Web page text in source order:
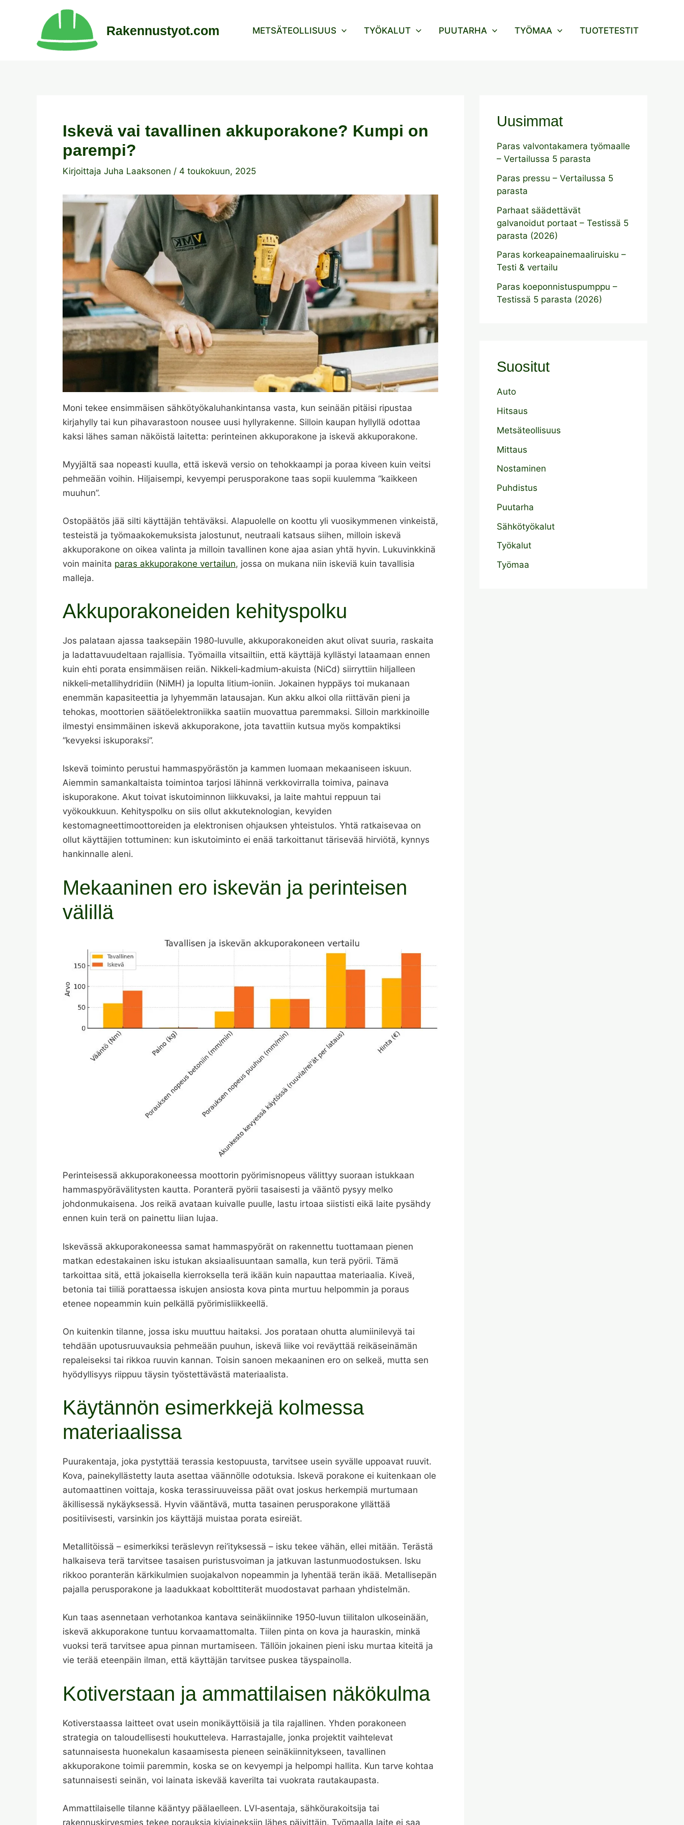
Rakennustyot.com METSÄTEOLLISUUS TYÖKALUT PUUTARHA TYÖMAA TUOTETESTIT
Iskevä vai tavallinen akkuporakone? Kumpi on
parempi?
Kirjoittaja Juha Laaksonen / 4 toukokuun, 2025
Moni tekee ensimmäisen sähkötyökaluhankintansa vasta, kun seinään pitäisi ripustaa
kirjahylly tai kun pihavarastoon nousee uusi hyllyrakenne. Silloin kaupan hyllyllä odottaa
kaksi lähes saman näköistä laitetta: perinteinen akkuporakone ja iskevä akkuporakone.
Myyjältä saa nopeasti kuulla, että iskevä versio on tehokkaampi ja poraa kiveen kuin veitsi
pehmeään voihin. Hiljaisempi, kevyempi perusporakone taas sopii kuulemma “kaikkeen
muuhun”.
Ostopäätös jää silti käyttäjän tehtäväksi. Alapuolelle on koottu yli vuosikymmenen vinkeistä,
testeistä ja työmaakokemuksista jalostunut, neutraali katsaus siihen, milloin iskevä
akkuporakone on oikea valinta ja milloin tavallinen kone ajaa asian yhtä hyvin. Lukuvinkkinä
voin mainita paras akkuporakone vertailun, jossa on mukana niin iskeviä kuin tavallisia
malleja.
Akkuporakoneiden kehityspolku
Jos palataan ajassa taaksepäin 1980‑luvulle, akkuporakoneiden akut olivat suuria, raskaita
ja ladattavuudeltaan rajallisia. Työmailla vitsailtiin, että käyttäjä kyllästyi lataamaan ennen
kuin ehti porata ensimmäisen reiän. Nikkeli‑kadmium‑akuista (NiCd) siirryttiin hiljalleen
nikkeli‑metallihydridiin (NiMH) ja lopulta litium‑ioniin. Jokainen hyppäys toi mukanaan
enemmän kapasiteettia ja lyhyemmän latausajan. Kun akku alkoi olla riittävän pieni ja
tehokas, moottorien säätöelektroniikka saatiin muovattua paremmaksi. Silloin markkinoille
ilmestyi ensimmäinen iskevä akkuporakone, jota tavattiin kutsua myös kompaktiksi
“kevyeksi iskuporaksi”.
Iskevä toiminto perustui hammaspyörästön ja kammen luomaan mekaaniseen iskuun.
Aiemmin samankaltaista toimintoa tarjosi lähinnä verkkovirralla toimiva, painava
iskuporakone. Akut toivat iskutoiminnon liikkuvaksi, ja laite mahtui reppuun tai
vyökoukkuun. Kehityspolku on siis ollut akkuteknologian, kevyiden
kestomagneettimoottoreiden ja elektronisen ohjauksen yhteistulos. Yhtä ratkaisevaa on
ollut käyttäjien tottuminen: kun iskutoiminto ei enää tarkoittanut tärisevää hirviötä, kynnys
hankinnalle aleni.
Mekaaninen ero iskevän ja perinteisen
välillä
Perinteisessä akkuporakoneessa moottorin pyörimisnopeus välittyy suoraan istukkaan
hammaspyörävälitysten kautta. Poranterä pyörii tasaisesti ja vääntö pysyy melko
johdonmukaisena. Jos reikä avataan kuivalle puulle, lastu irtoaa siististi eikä laite pysähdy
ennen kuin terä on painettu liian lujaa.
Iskevässä akkuporakoneessa samat hammaspyörät on rakennettu tuottamaan pienen
matkan edestakainen isku istukan aksiaalisuuntaan samalla, kun terä pyörii. Tämä
tarkoittaa sitä, että jokaisella kierroksella terä ikään kuin napauttaa materiaalia. Kiveä,
betonia tai tiiliä porattaessa iskujen ansiosta kova pinta murtuu helpommin ja poraus
etenee nopeammin kuin pelkällä pyörimisliikkeellä.
On kuitenkin tilanne, jossa isku muuttuu haitaksi. Jos porataan ohutta alumiinilevyä tai
tehdään upotusruuvauksia pehmeään puuhun, iskevä liike voi reväyttää reikäseinämän
repaleiseksi tai rikkoa ruuvin kannan. Toisin sanoen mekaaninen ero on selkeä, mutta sen
hyödyllisyys riippuu täysin työstettävästä materiaalista.
Käytännön esimerkkejä kolmessa
materiaalissa
Puurakentaja, joka pystyttää terassia kestopuusta, tarvitsee usein syvälle uppoavat ruuvit.
Kova, painekyllästetty lauta asettaa väännölle odotuksia. Iskevä porakone ei kuitenkaan ole
automaattinen voittaja, koska terassiruuveissa päät ovat joskus herkempiä murtumaan
äkillisessä nykäyksessä. Hyvin vääntävä, mutta tasainen perusporakone yllättää
positiivisesti, varsinkin jos käyttäjä muistaa porata esireiät.
Metallitöissä – esimerkiksi teräslevyn rei’ityksessä – isku tekee vähän, ellei mitään. Terästä
halkaiseva terä tarvitsee tasaisen puristusvoiman ja jatkuvan lastunmuodostuksen. Isku
rikkoo poranterän kärkikulmien suojakalvon nopeammin ja lyhentää terän ikää. Metallisepän
pajalla perusporakone ja laadukkaat kobolttiterät muodostavat parhaan yhdistelmän.
Kun taas asennetaan verhotankoa kantava seinäkiinnike 1950‑luvun tiilitalon ulkoseinään,
iskevä akkuporakone tuntuu korvaamattomalta. Tiilen pinta on kova ja hauraskin, minkä
vuoksi terä tarvitsee apua pinnan murtamiseen. Tällöin jokainen pieni isku murtaa kiteitä ja
vie terää eteenpäin ilman, että käyttäjän tarvitsee puskea täyspainolla.
Kotiverstaan ja ammattilaisen näkökulma
Kotiverstaassa laitteet ovat usein monikäyttöisiä ja tila rajallinen. Yhden porakoneen
strategia on taloudellisesti houkutteleva. Harrastajalle, jonka projektit vaihtelevat
satunnaisesta huonekalun kasaamisesta pieneen seinäkiinnitykseen, tavallinen
akkuporakone toimii paremmin, koska se on kevyempi ja helpompi hallita. Kun tarve kohtaa
satunnaisesti seinän, voi lainata iskevää kaverilta tai vuokrata rautakaupasta.
Ammattilaiselle tilanne kääntyy päälaelleen. LVI‑asentaja, sähköurakoitsija tai
rakennuskirvesmies tekee porauksia kiviaineksiin lähes päivittäin. Työmaalla laite ei saa
Uusimmat
Paras valvontakamera työmaalle
– Vertailussa 5 parasta
Paras pressu – Vertailussa 5
parasta
Parhaat säädettävät
galvanoidut portaat – Testissä 5
parasta (2026)
Paras korkeapainemaaliruisku –
Testi & vertailu
Paras koeponnistuspumppu –
Testissä 5 parasta (2026)
Suositut
Auto
Hitsaus
Metsäteollisuus
Mittaus
Nostaminen
Puhdistus
Puutarha
Sähkötyökalut
Työkalut
Työmaa